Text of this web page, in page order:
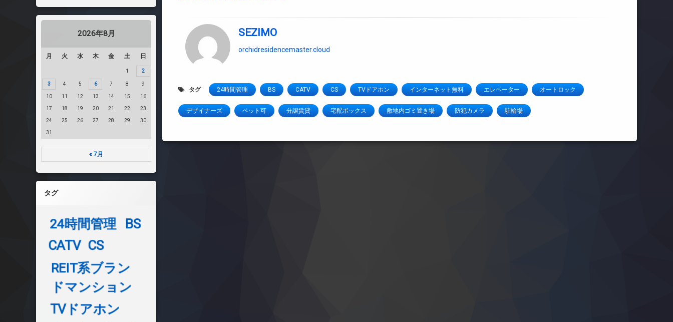
SEZIMO
orchidresidencemaster.cloud
タグ 24時間管理 BS CATV CS TVドアホン インターネット無料 エレベーター オートロック
デザイナーズ ペット可 分譲賃貸 宅配ボックス 敷地内ゴミ置き場 防犯カメラ 駐輪場
2026年8月
月 火 水 木 金 土 日
1 2
3 4 5 6 7 8 9
10 11 12 13 14 15 16
17 18 19 20 21 22 23
24 25 26 27 28 29 30
31
« 7月
タグ
24時間管理
BS
CATV CS
REIT系ブラン
ドマンション
TVドアホン